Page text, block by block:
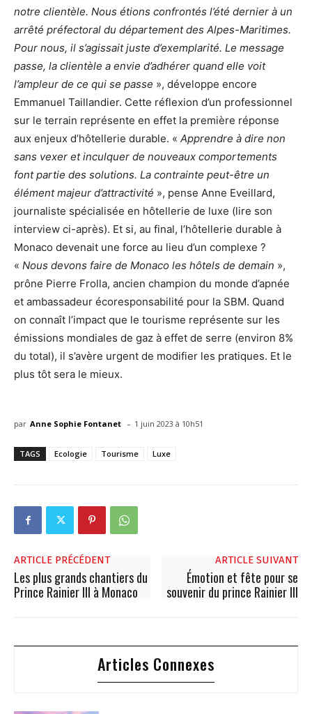
notre clientèle. Nous étions confrontés l’été dernier à un
arrêté préfectoral du département des Alpes-Maritimes.
Pour nous, il s’agissait juste d’exemplarité. Le message
passe, la clientèle a envie d’adhérer quand elle voit
l’ampleur de ce qui se passe », développe encore
Emmanuel Taillandier. Cette réflexion d’un professionnel
sur le terrain représente en effet la première réponse
aux enjeux d’hôtellerie durable. « Apprendre à dire non
sans vexer et inculquer de nouveaux comportements
font partie des solutions. La contrainte peut-être un
élément majeur d’attractivité », pense Anne Eveillard,
journaliste spécialisée en hôtellerie de luxe (lire son
interview ci-après). Et si, au final, l’hôtellerie durable à
Monaco devenait une force au lieu d’un complexe ?
« Nous devons faire de Monaco les hôtels de demain »,
prône Pierre Frolla, ancien champion du monde d’apnée
et ambassadeur écoresponsabilité pour la SBM. Quand
on connaît l’impact que le tourisme représente sur les
émissions mondiales de gaz à effet de serre (environ 8%
du total), il s’avère urgent de modifier les pratiques. Et le
plus tôt sera le mieux.
par Anne Sophie Fontanet - 1 juin 2023 à 10h51
TAGS Ecologie Tourisme Luxe
ARTICLE PRÉCÉDENT
Les plus grands chantiers du
Prince Rainier III à Monaco
ARTICLE SUIVANT
Émotion et fête pour se
souvenir du prince Rainier III
Articles Connexes